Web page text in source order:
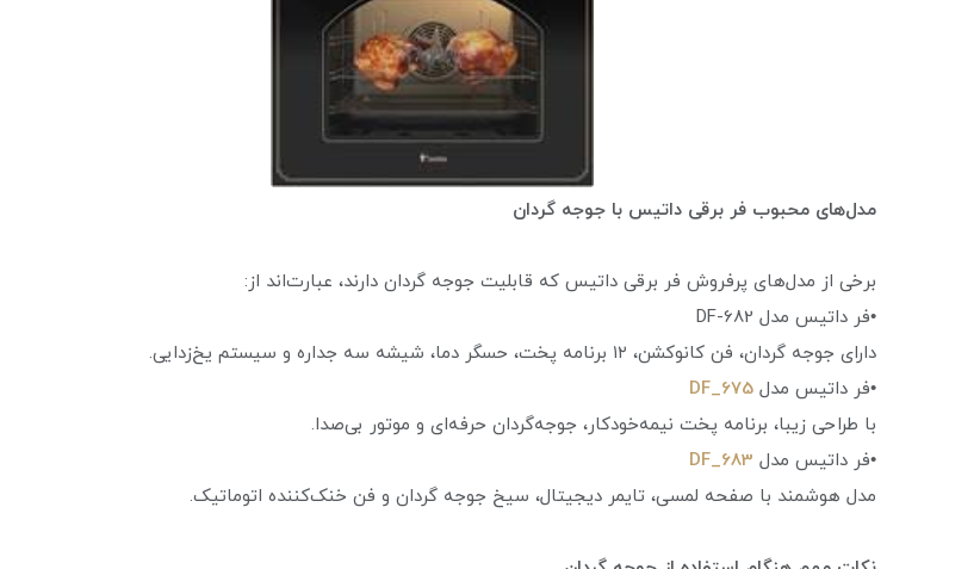
مدل‌های محبوب فر برقی داتیس با جوجه گردان
برخی از مدل‌های پرفروش فر برقی داتیس که قابلیت جوجه گردان دارند، عبارت‌اند از:
•فر داتیس مدل DF-682
دارای جوجه گردان، فن کانوکشن، ۱۲ برنامه پخت، حسگر دما، شیشه سه جداره و سیستم یخ‌زدایی.
•فر داتیس مدل DF_675
با طراحی زیبا، برنامه پخت نیمه‌خودکار، جوجه‌گردان حرفه‌ای و موتور بی‌صدا.
•فر داتیس مدل DF_683
مدل هوشمند با صفحه لمسی، تایمر دیجیتال، سیخ جوجه گردان و فن خنک‌کننده اتوماتیک.